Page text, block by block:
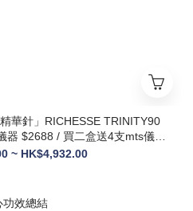
華針」RICHESSE TRINITY90
送4支mts儀器
麗珠蘭修復面霜 $3288
~ HK$4,932.00
功效總結